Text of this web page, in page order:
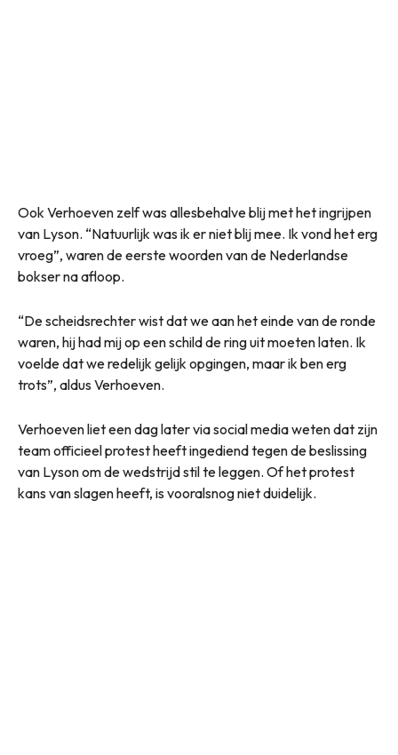
Ook Verhoeven zelf was allesbehalve blij met het ingrijpen
van Lyson. “Natuurlijk was ik er niet blij mee. Ik vond het erg
vroeg”, waren de eerste woorden van de Nederlandse
bokser na afloop.
“De scheidsrechter wist dat we aan het einde van de ronde
waren, hij had mij op een schild de ring uit moeten laten. Ik
voelde dat we redelijk gelijk opgingen, maar ik ben erg
trots”, aldus Verhoeven.
Verhoeven liet een dag later via social media weten dat zijn
team officieel protest heeft ingediend tegen de beslissing
van Lyson om de wedstrijd stil te leggen. Of het protest
kans van slagen heeft, is vooralsnog niet duidelijk.